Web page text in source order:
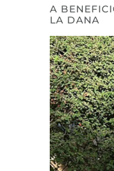
A
LA DANA